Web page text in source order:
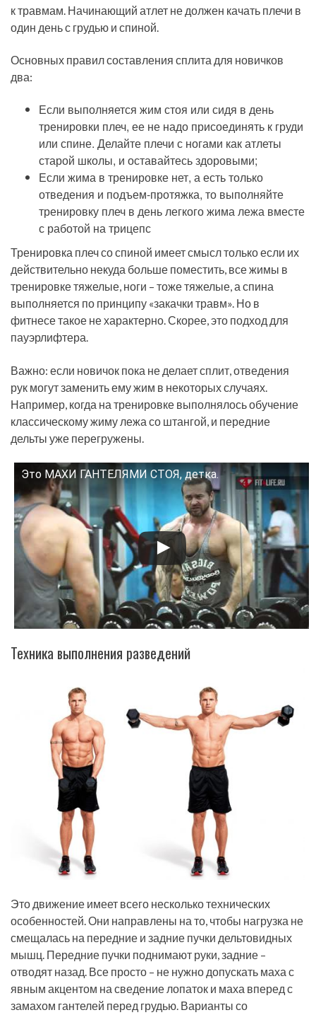
к травмам. Начинающий атлет не должен качать плечи в
один день с грудью и спиной.
Основных правил составления сплита для новичков
два:
Если выполняется жим стоя или сидя в день
тренировки плеч, ее не надо присоединять к груди
или спине. Делайте плечи с ногами как атлеты
старой школы, и оставайтесь здоровыми;
Если жима в тренировке нет, а есть только
отведения и подъем-протяжка, то выполняйте
тренировку плеч в день легкого жима лежа вместе
с работой на трицепс
Тренировка плеч со спиной имеет смысл только если их
действительно некуда больше поместить, все жимы в
тренировке тяжелые, ноги – тоже тяжелые, а спина
выполняется по принципу «закачки травм». Но в
фитнесе такое не характерно. Скорее, это подход для
пауэрлифтера.
Важно: если новичок пока не делает сплит, отведения
рук могут заменить ему жим в некоторых случаях.
Например, когда на тренировке выполнялось обучение
классическому жиму лежа со штангой, и передние
дельты уже перегружены.
Это МАХИ ГАНТЕЛЯМИ СТОЯ, детка.
Смотрите это видео на YouTube
Техника выполнения разведений
Это движение имеет всего несколько технических
особенностей. Они направлены на то, чтобы нагрузка не
смещалась на передние и задние пучки дельтовидных
мышц. Передние пучки поднимают руки, задние –
отводят назад. Все просто – не нужно допускать маха с
явным акцентом на сведение лопаток и маха вперед с
замахом гантелей перед грудью. Варианты со